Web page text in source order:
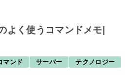
よく使うコマンドメモ|
マンド サーバー テクノロジー